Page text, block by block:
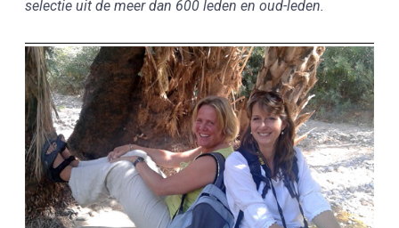
selectie uit de meer dan 600 leden en oud-leden.